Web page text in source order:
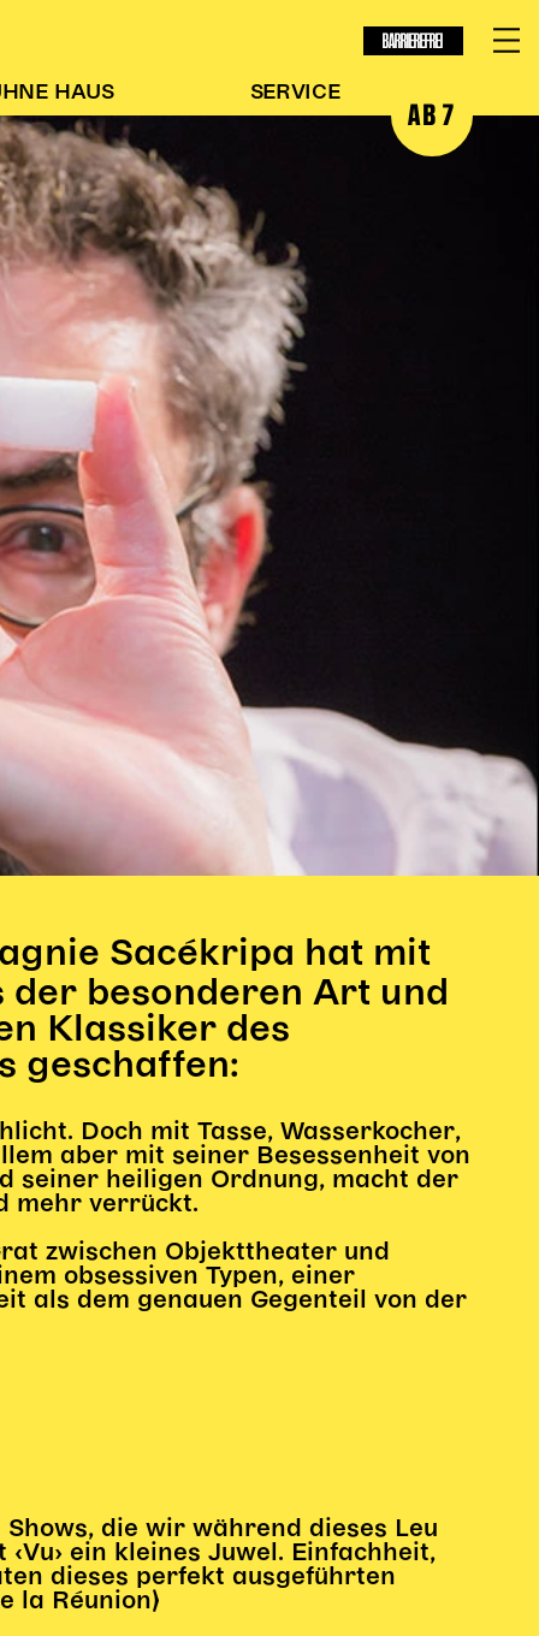
BARRIEREFREI
HAUS SERVICE
AB 7
Sacékripa hat mit
besonderen Art und
Klassiker des
geschaffen:
Doch mit Tasse, Wasserkocher,
aber mit seiner Besessenheit von
seiner heiligen Ordnung, macht der
mehr verrückt.
zwischen Objekttheater und
obsessiven Typen, einer
als dem genauen Gegenteil von der
Shows, die wir während dieses Leu
ein kleines Juwel. Einfachheit,
dieses perfekt ausgeführten
la Réunion)